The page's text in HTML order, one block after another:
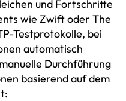
und Fortschritte
wie Zwift oder The
Testprotokolle, bei
automatisch
Durchführung
basierend auf dem